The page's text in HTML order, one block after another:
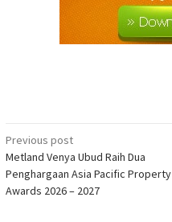
Post
navigation
Previous post
Metland Venya Ubud Raih Dua
Penghargaan Asia Pacific Property
Awards 2026 – 2027